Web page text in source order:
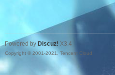
Powered by Discuz! X3.4
Copyright © 2001-2021, Tencent Cloud.